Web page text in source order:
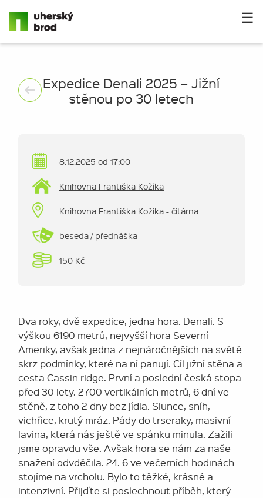
☰
Expedice Denali 2025 – Jižní
stěnou po 30 letech
8.12.2025 od 17:00
Knihovna Františka Kožíka
Knihovna Františka Kožíka - čítárna
beseda / přednáška
150 Kč
Dva roky, dvě expedice, jedna hora. Denali. S
výškou 6190 metrů, nejvyšší hora Severní
Ameriky, avšak jedna z nejnáročnějších na světě
skrz podmínky, které na ní panují. Cíl jižní stěna a
cesta Cassin ridge. První a poslední česká stopa
před 30 lety. 2700 vertikálních metrů, 6 dní ve
stěně, z toho 2 dny bez jídla. Slunce, sníh,
vichřice, krutý mráz. Pády do trseraky, masivní
lavina, která nás ještě ve spánku minula. Zažili
jsme opravdu vše. Avšak hora se nám za naše
snažení odvděčila. 24. 6 ve večerních hodinách
stojíme na vrcholu. Bylo to těžké, krásné a
intenzivní. Přijďte si poslechnout příběh, který